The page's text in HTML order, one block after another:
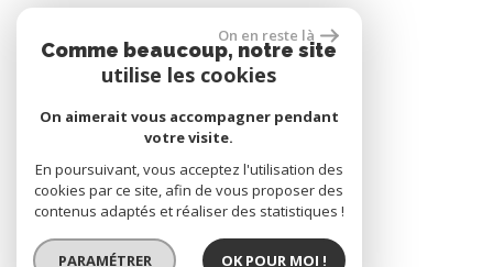
Se connecter
Espace propriétaire
réalisé par
On en reste là
Comme beaucoup, notre site
utilise les cookies
On aimerait vous accompagner pendant
votre visite.
En poursuivant, vous acceptez l'utilisation des
cookies par ce site, afin de vous proposer des
contenus adaptés et réaliser des statistiques !
PARAMÉTRER OK POUR MOI !